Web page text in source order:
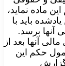
ماده نماید،
باید با
آنها برسد.
آنها بعد از
حکم این